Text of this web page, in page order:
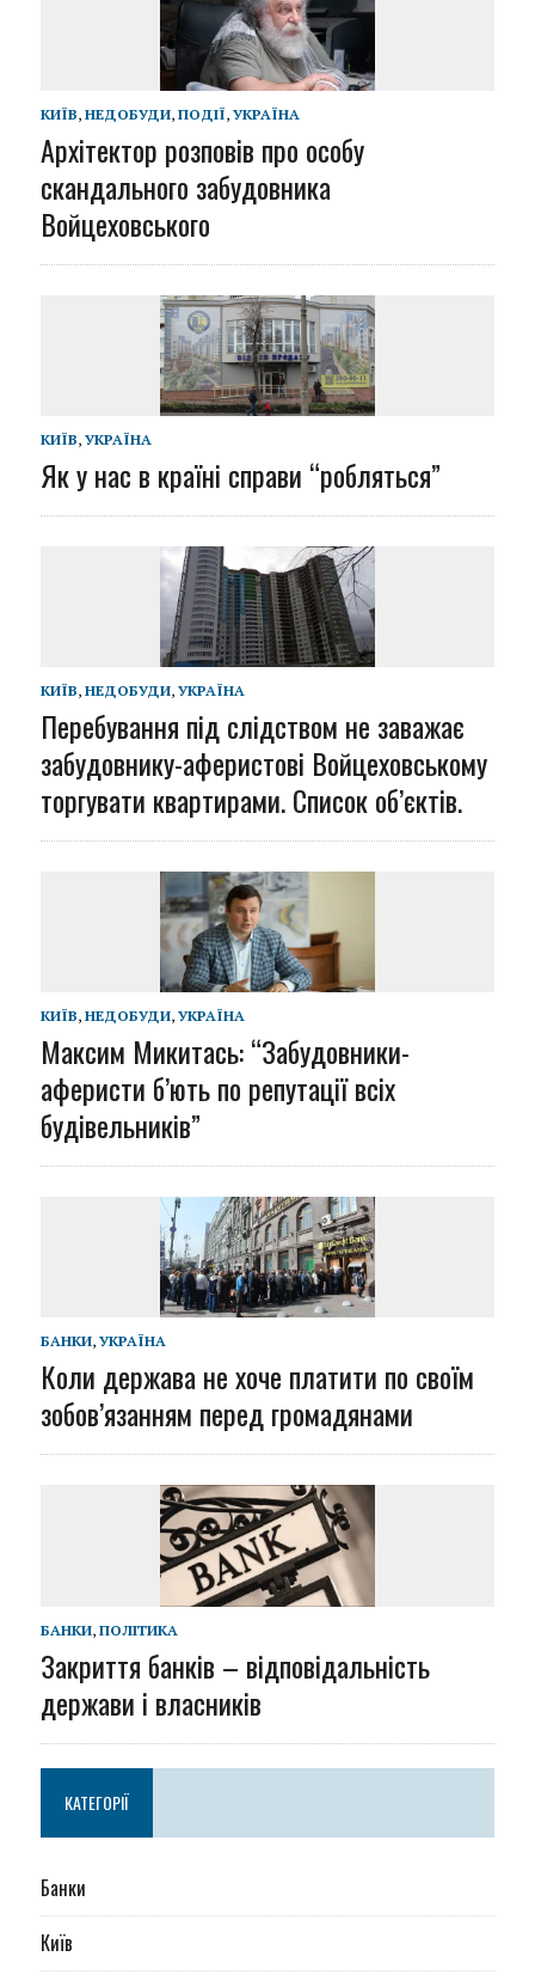
КИЇВ, НЕДОБУДИ, ПОДІЇ, УКРАЇНА
Архітектор розповів про особу
скандального забудовника
Войцеховського
КИЇВ, УКРАЇНА
Як у нас в країні справи “робляться”
КИЇВ, НЕДОБУДИ, УКРАЇНА
Перебування під слідством не заважає
забудовнику-аферистові Войцеховському
торгувати квартирами. Список об’єктів.
КИЇВ, НЕДОБУДИ, УКРАЇНА
Максим Микитась: “Забудовники-
аферисти б’ють по репутації всіх
будівельників”
БАНКИ, УКРАЇНА
Коли держава не хоче платити по своїм
зобов’язанням перед громадянами
БАНКИ, ПОЛІТИКА
Закриття банків – відповідальність
держави і власників
КАТЕГОРІЇ
Банки
Київ